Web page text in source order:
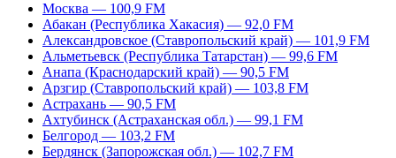
Москва — 100,9 FM
Абакан (Республика Хакасия) — 92,0 FM
Александровское (Ставропольский край) — 101,9 FM
Альметьевск (Республика Татарстан) — 99,6 FM
Анапа (Краснодарский край) — 90,5 FM
Арзгир (Ставропольский край) — 103,8 FM
Астрахань — 90,5 FM
Ахтубинск (Астраханская обл.) — 99,1 FM
Белгород — 103,2 FM
Бердянск (Запорожская обл.) — 102,7 FM